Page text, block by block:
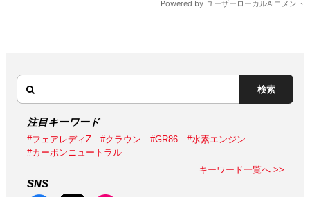
検索
注目キーワード
#フェアレディZ #クラウン #GR86
#水素エンジン
#カーボンニュートラル
キーワード一覧へ >>
SNS